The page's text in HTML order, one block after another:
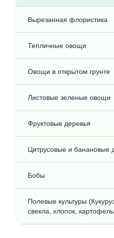
Вырезанная флористика
Тепличные овощи
Овощи в открытом грунте
Листовые зеленые овощи
Фруктовые деревья
Цитрусовые и банановые
Бобы
Полевые культуры
свекла, хлопок,